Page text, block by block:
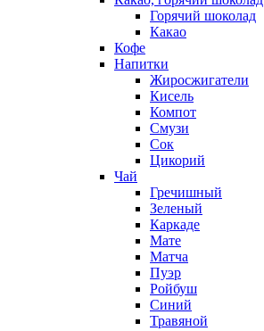
Горячий шоколад
Какао
Кофе
Напитки
Жиросжигатели
Кисель
Компот
Смузи
Сок
Цикорий
Чай
Гречишный
Зеленый
Каркаде
Мате
Матча
Пуэр
Ройбуш
Синий
Травяной